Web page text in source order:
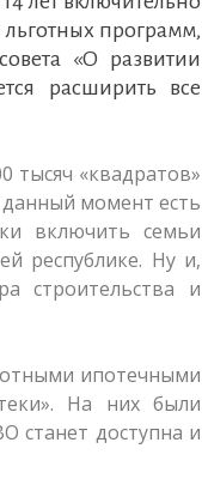
программ,
«О развитии
расширить все
тысяч «квадратов»
данный момент есть
включить семьи
республике. Ну и,
строительства и
ипотечными
На них были
станет доступна и